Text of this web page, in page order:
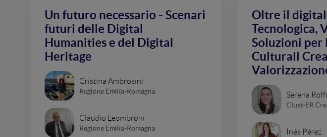
Un futuro necessario - Scenari
futuri delle Digital
Humanities e del Digital
Heritage
Cristina Ambrosini
Regione Emilia-Romagna
Claudio Leombroni
Regione Emilia-Romagna
Oltre il
Tecnologica,
Soluzioni per
Culturali
Serena Roffi
Clust-ER
Inés Pérez